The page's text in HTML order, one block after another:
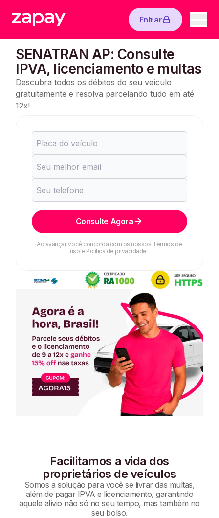
Entrar
SENATRAN AP: Consulte
IPVA, licenciamento e multas
Descubra todos os débitos do seu veículo
gratuitamente e resolva parcelando tudo em até
12x!
Consulte Agora
Ao avançar, você concorda com os nossos Termos de
uso e Política de privacidade .
Facilitamos a vida dos
proprietários de veículos
Somos a solução para você se livrar das multas,
além de pagar IPVA e licenciamento, garantindo
aquele alívio não só no seu tempo, mas também no
seu bolso.